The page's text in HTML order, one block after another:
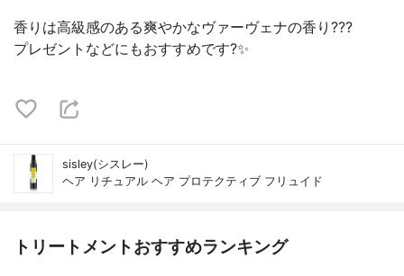
香りは高級感のある爽やかなヴァーヴェナの香り???
プレゼントなどにもおすすめです?✨
sisley(シスレー)
ヘア リチュアル ヘア プロテクティブ フリュイド
トリートメントおすすめランキング